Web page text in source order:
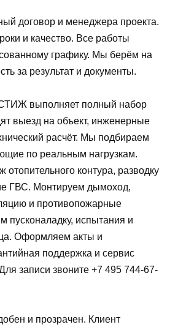
договор и менеджера проекта.
и качество. Все работы
графику. Мы берём на
за результат и документы.
выполняет полный набор
выезд на объект, инженерные
расчёт. Мы подбираем
по реальным нагрузкам.
контура, разводку
ГВС. Монтируем дымоход,
и противопожарные
пусконаладку, испытания и
Оформляем акты и
поддержка и сервис
записи звоните +7 495 744-67-
и прозрачен. Клиент